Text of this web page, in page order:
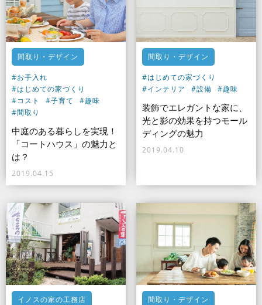
間取り・デザイン
#お手入れ
#はじめての家づくり
#コスト
#子育て
#趣味
#間取り
中庭のある暮らしを実現！
「コートハウス」の魅力と
は？
2019.04.15
間取り・デザイン
#はじめての家づくり
#インテリア
#設備 #趣味
装飾でエレガントな家に、
光と影の効果を持つモール
ディングの魅力
2019.04.10
イノスの家の工務店 間取り・デザイン